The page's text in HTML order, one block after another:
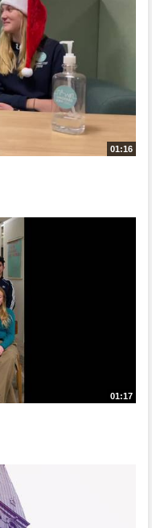
01:16
01:17